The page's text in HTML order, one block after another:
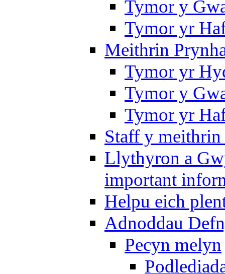
Tymor y
Tymor yr
Meithrin
Tymor yr
Tymor y
Tymor yr
Staff y
Llythyron a
important
Helpu eich
Adnoddau
Pecyn melyn